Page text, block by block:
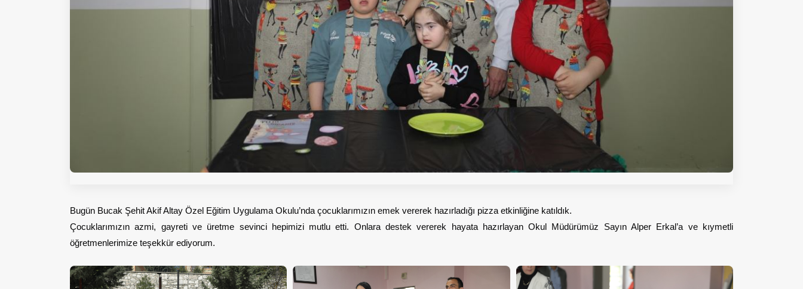
Bugün Bucak Şehit Akif Altay Özel Eğitim Uygulama Okulu’nda çocuklarımızın emek vererek hazırladığı pizza etkinliğine katıldık.
Çocuklarımızın azmi, gayreti ve üretme sevinci hepimizi mutlu etti. Onlara destek vererek hayata hazırlayan Okul Müdürümüz Sayın Alper Erkal’a ve kıymetli
öğretmenlerimize teşekkür ediyorum.